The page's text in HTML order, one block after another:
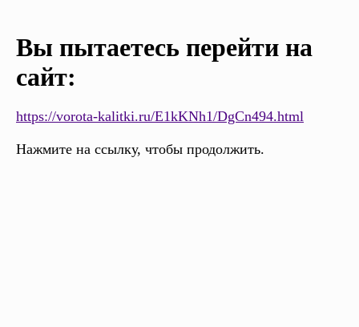
Вы пытаетесь перейти на
сайт:
https://vorota-kalitki.ru/E1kKNh1/DgCn494.html
Нажмите на ссылку, чтобы продолжить.